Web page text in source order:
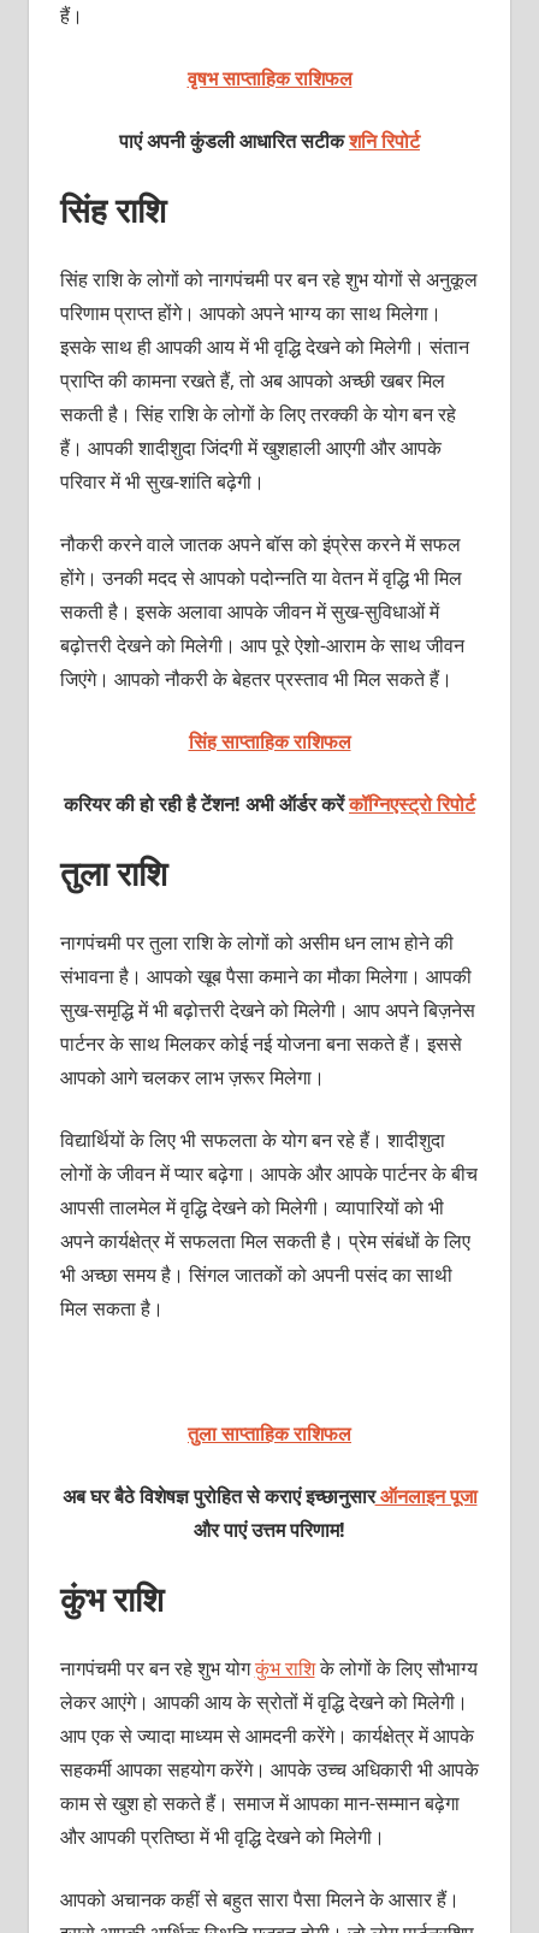
हैं।
वृषभ साप्ताहिक राशिफल
पाएं अपनी कुंडली आधारित सटीकशनि रिपोर्ट
सिंह राशि
सिंह राशि के लोगों को नागपंचमी पर बन रहे शुभ योगों से अनुकूल
परिणाम प्राप्‍त होंगे। आपको अपने भाग्‍य का साथ मिलेगा।
इसके साथ ही आपकी आय में भी वृद्धि देखने को मिलेगी। संतान
प्राप्ति की कामना रखते हैं, तो अब आपको अच्‍छी खबर मिल
सकती है। सिंह राशि के लोगों के लिए तरक्‍की के योग बन रहे
हैं। आपकी शादीशुदा जिंदगी में खुशहाली आएगी और आपके
परिवार में भी सुख-शांति बढ़ेगी।
नौकरी करने वाले जातक अपने बॉस को इंप्रेस करने में सफल
होंगे। उनकी मदद से आपको पदोन्‍नति या वेतन में वृद्धि भी मिल
सकती है। इसके अलावा आपके जीवन में सुख-सुविधाओं में
बढ़ोत्तरी देखने को मिलेगी। आप पूरे ऐशो-आराम के साथ जीवन
जिएंगे। आपको नौकरी के बेहतर प्रस्‍ताव भी मिल सकते हैं।
सिंह साप्ताहिक राशिफल
करियर की हो रही है टेंशन! अभी ऑर्डर करेंकॉग्निएस्ट्रो रिपोर्ट
तुला राशि
नागपंचमी पर तुला राशि के लोगों को असीम धन लाभ होने की
संभावना है। आपको खूब पैसा कमाने का मौका मिलेगा। आपकी
सुख-समृद्धि में भी बढ़ोत्तरी देखने को मिलेगी। आप अपने बिज़नेस
पार्टनर के साथ मिलकर कोई नई योजना बना सकते हैं। इससे
आपको आगे चलकर लाभ ज़रूर मिलेगा।
विद्यार्थियों के लिए भी सफलता के योग बन रहे हैं। शादीशुदा
लोगों के जीवन में प्‍यार बढ़ेगा। आपके और आपके पार्टनर के बीच
आपसी तालमेल में वृद्धि देखने को मिलेगी। व्‍यापारियों को भी
अपने कार्यक्षेत्र में सफलता मिल सकती है। प्रेम संबंधों के लिए
भी अच्‍छा समय है। सिंगल जातकों को अपनी पसंद का साथी
मिल सकता है।
तुला साप्ताहिक राशिफल
अब घर बैठे विशेषज्ञ पुरोहित से कराएं इच्छानुसारऑनलाइन पूजा
और पाएं उत्तम परिणाम!
कुंभ राशि
नागपंचमी पर बन रहे शुभ योगकुंभ राशिके लोगों के लिए सौभाग्‍य
लेकर आएंगे। आपकी आय के स्रोतों में वृद्धि देखने को मिलेगी।
आप एक से ज्‍यादा माध्‍यम से आमदनी करेंगे। कार्यक्षेत्र में आपके
सहकर्मी आपका सहयोग करेंगे। आपके उच्‍च अधिकारी भी आपके
काम से खुश हो सकते हैं। समाज में आपका मान-सम्‍मान बढ़ेगा
और आपकी प्रतिष्‍ठा में भी वृद्धि देखने को मिलेगी।
आपको अचानक कहीं से बहुत सारा पैसा मिलने के आसार हैं।